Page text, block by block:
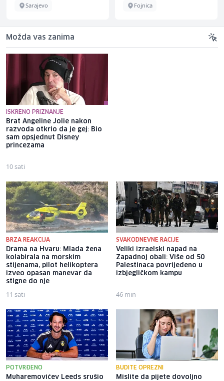
Sarajevo Fojnica
Možda vas zanima
ISKRENO PRIZNANJE
Brat Angeline Jolie nakon
razvoda otkrio da je gej: Bio
sam opsjednut Disney
princezama
10 sati
BRZA REAKCIJA
Drama na Hvaru: Mlada žena
kolabirala na morskim
stijenama, pilot helikoptera
izveo opasan manevar da
stigne do nje
11 sati
SVAKODNEVNE RACIJE
Veliki izraelski napad na
Zapadnoj obali: Više od 50
Palestinaca povrijeđeno u
izbjegličkom kampu
46 min
POTVRĐENO
Muharemovićev Leeds srušio
BUDITE OPREZNI
Mislite da pijete dovoljno